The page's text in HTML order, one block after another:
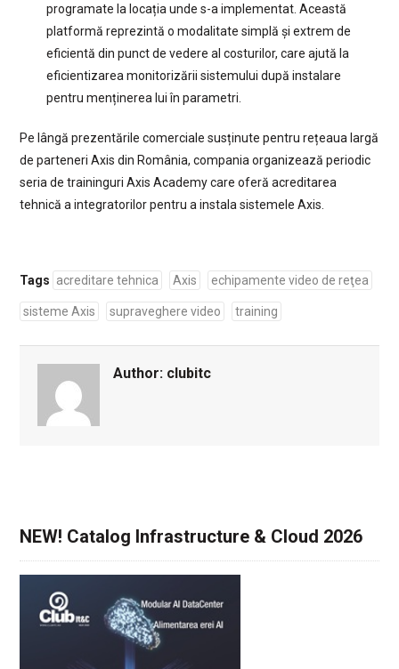
programate la locația unde s-a implementat. Această
platformă reprezintă o modalitate simplă și extrem de
eficientă din punct de vedere al costurilor, care ajută la
eficientizarea monitorizării sistemului după instalare
pentru menținerea lui în parametri.
Pe lângă prezentările comerciale susținute pentru rețeaua largă
de parteneri Axis din România, compania organizează periodic
seria de traininguri Axis Academy care oferă acreditarea
tehnică a integratorilor pentru a instala sistemele Axis.
Tags acreditare tehnica Axis echipamente video de reţea
sisteme Axis supraveghere video training
Author: clubitc
NEW! Catalog Infrastructure & Cloud 2026